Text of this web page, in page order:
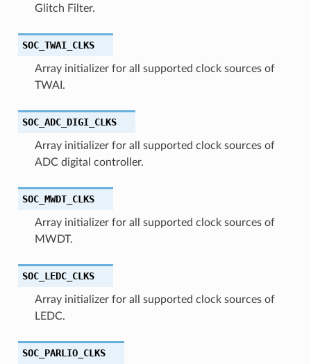
Glitch Filter.
SOC_TWAI_CLKS
Array initializer for all supported clock sources of
TWAI.
SOC_ADC_DIGI_CLKS
Array initializer for all supported clock sources of
ADC digital controller.
SOC_MWDT_CLKS
Array initializer for all supported clock sources of
MWDT.
SOC_LEDC_CLKS
Array initializer for all supported clock sources of
LEDC.
SOC_PARLIO_CLKS